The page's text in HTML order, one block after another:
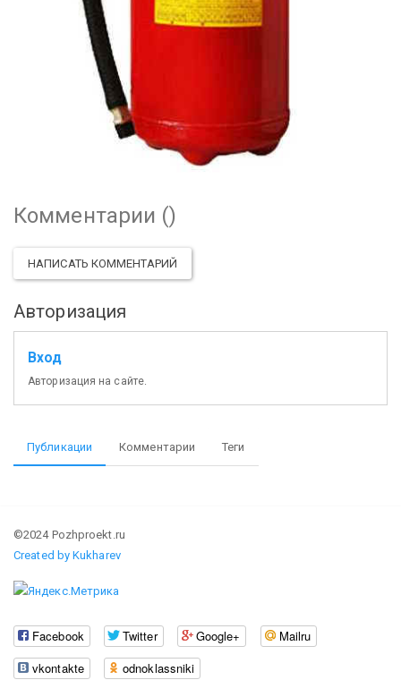
Комментарии ()
НАПИСАТЬ КОММЕНТАРИЙ
Авторизация
Вход
Авторизация на сайте.
Публикации Комментарии Теги
©2024 Pozhproekt.ru
Created by Kukharev
Facebook Twitter Google+
Mailru
vkontakte
odnoklassniki